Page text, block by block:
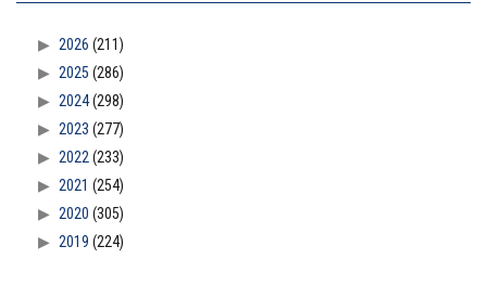
2026 (211)
2025 (286)
2024(298)
2023 (277)
2022(233)
2021 (254)
2020 (305)
2019 (224)